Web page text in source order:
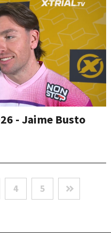
- Jaime Busto
4 5